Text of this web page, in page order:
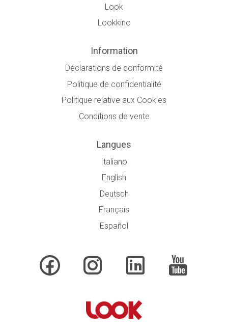
Look
Lookkino
Information
Déclarations de conformité
Politique de confidentialité
Politique relative aux Cookies
Conditions de vente
Langues
Italiano
English
Deutsch
Français
Español